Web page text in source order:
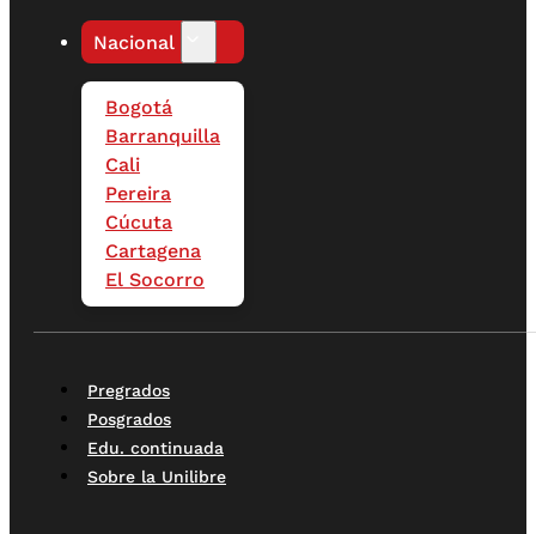
Nacional
Bogotá
Barranquilla
Cali
Pereira
Cúcuta
Cartagena
El Socorro
Pregrados
Posgrados
Edu. continuada
Sobre la Unilibre